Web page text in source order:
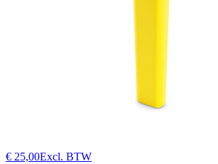
€ 25,00Excl. BTW